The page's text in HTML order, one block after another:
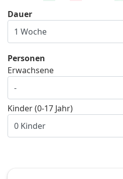
Dauer
Personen
Erwachsene
Kinder (0-17 Jahr)